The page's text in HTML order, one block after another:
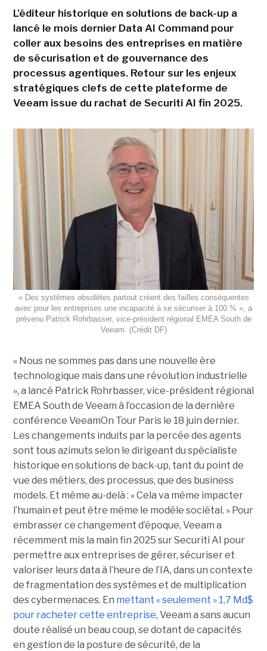
L'éditeur historique en solutions de back-up a
lancé le mois dernier Data AI Command pour
coller aux besoins des entreprises en matière
de sécurisation et de gouvernance des
processus agentiques. Retour sur les enjeux
stratégiques clefs de cette plateforme de
Veeam issue du rachat de Securiti AI fin 2025.
« Des systèmes obsolètes partout créent des failles conséquentes
avec pour les entreprises une incapacité à se sécuriser à 100 % », a
prévenu Patrick Rohrbasser, vice-président régional EMEA South de
Veeam. (Crédit DF)
« Nous ne sommes pas dans une nouvelle ère
technologique mais dans une révolution industrielle
», a lancé Patrick Rohrbasser, vice-président régional
EMEA South de Veeam à l’occasion de la dernière
conférence VeeamOn Tour Paris le 18 juin dernier.
Les changements induits par la percée des agents
sont tous azimuts selon le dirigeant du spécialiste
historique en solutions de back-up, tant du point de
vue des métiers, des processus, que des business
models. Et même au-delà : « Cela va même impacter
l’humain et peut être même le modèle sociétal. » Pour
embrasser ce changement d’époque, Veeam a
récemment mis la main fin 2025 sur Securiti AI pour
permettre aux entreprises de gérer, sécuriser et
valoriser leurs data à l’heure de l’IA, dans un contexte
de fragmentation des systèmes et de multiplication
des cybermenaces. En mettant « seulement » 1,7 Md$
pour racheter cette entreprise, Veeam a sans aucun
doute réalisé un beau coup, se dotant de capacités
en gestion de la posture de sécurité, de la